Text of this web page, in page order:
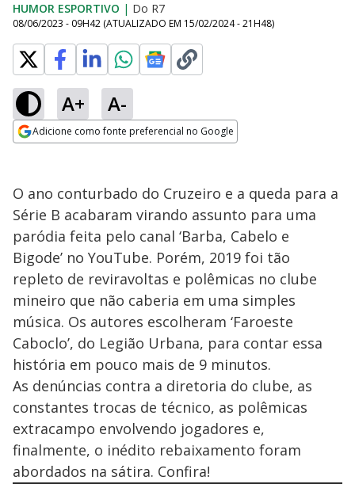
HUMOR ESPORTIVO | Do R7
08/06/2023 - 09H42 (ATUALIZADO EM 15/02/2024 - 21H48)
A+ A-
Adicione como fonte preferencial no Google
O ano conturbado do Cruzeiro e a queda para a
Série B acabaram virando assunto para uma
paródia feita pelo canal ‘Barba, Cabelo e
Bigode’ no YouTube. Porém, 2019 foi tão
repleto de reviravoltas e polêmicas no clube
mineiro que não caberia em uma simples
música. Os autores escolheram ‘Faroeste
Caboclo’, do Legião Urbana, para contar essa
história em pouco mais de 9 minutos.
As denúncias contra a diretoria do clube, as
constantes trocas de técnico, as polêmicas
extracampo envolvendo jogadores e,
finalmente, o inédito rebaixamento foram
abordados na sátira. Confira!